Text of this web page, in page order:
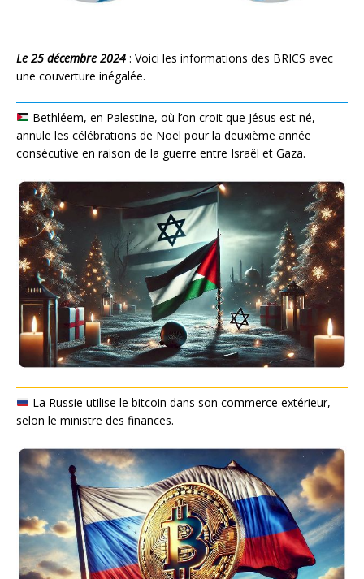
Le 25 décembre 2024 : Voici les informations des BRICS avec
une couverture inégalée.
Bethléem, en Palestine, où l’on croit que Jésus est né,
annule les célébrations de Noël pour la deuxième année
consécutive en raison de la guerre entre Israël et Gaza.
La Russie utilise le bitcoin dans son commerce extérieur,
selon le ministre des finances.